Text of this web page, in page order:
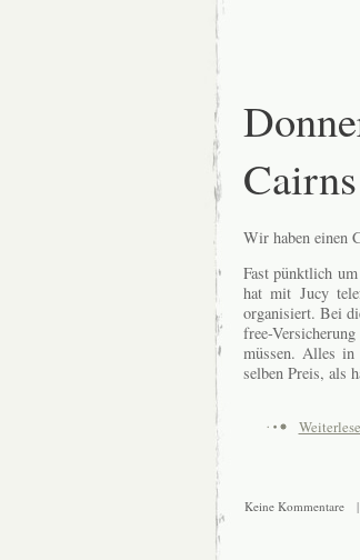
Wir haben einen
Fast pünktlich
hat mit Jucy
organisiert. Bei
free-
müssen. Alles in
selben Preis, als
Keine Kommentare|